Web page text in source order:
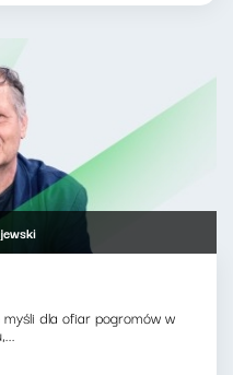
dla ofiar pogromów w